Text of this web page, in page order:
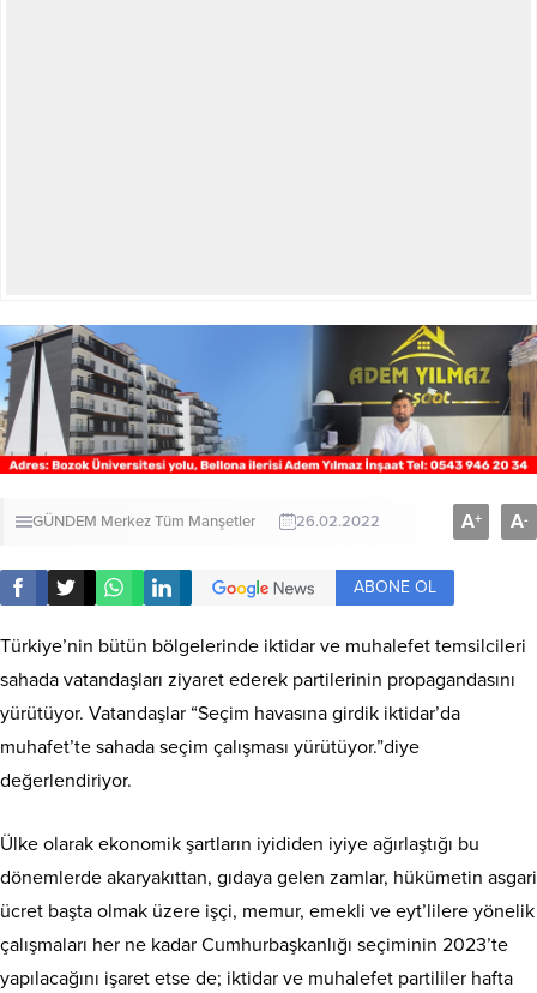
GÜNDEM MerkezTüm Manşetler 26.02.2022 A+ A-
ABONE OL
Türkiye’nin bütün bölgelerinde iktidar ve muhalefet temsilcileri
sahada vatandaşları ziyaret ederek partilerinin propagandasını
yürütüyor. Vatandaşlar “Seçim havasına girdik iktidar’da
muhafet’te sahada seçim çalışması yürütüyor.”diye
değerlendiriyor.
Ülke olarak ekonomik şartların iyididen iyiye ağırlaştığı bu
dönemlerde akaryakıttan, gıdaya gelen zamlar, hükümetin asgari
ücret başta olmak üzere işçi, memur, emekli ve eyt’lilere yönelik
çalışmaları her ne kadar Cumhurbaşkanlığı seçiminin 2023’te
yapılacağını işaret etse de; iktidar ve muhalefet partililer hafta